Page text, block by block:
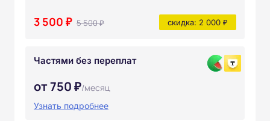
3 500 ₽ 5 500 ₽ скидка: 2 000 ₽
Частями без переплат
от 750 ₽/месяц
Узнать подробнее